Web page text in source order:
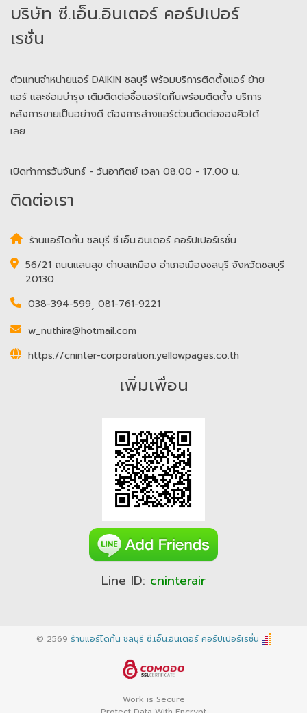
​​​​​​​บริษัท ซี.เอ็น.อินเตอร์ คอร์ปเปอร์
เรชั่น
ตัวแทนจำหน่ายแอร์ DAIKIN ชลบุรี พร้อมบริการติดตั้งแอร์ ย้าย
แอร์ และซ่อมบำรุง เติมติดต่อซื้อแอร์ไดกิ้นพร้อมติดตั้ง บริการ
หลังการขายเป็นอย่างดี ต้องการล้างแอร์ด่วนติดต่อจองคิวได้
เลย
เปิดทำการวันจันทร์ - วันอาทิตย์ เวลา 08.00 - 17.00 น.
ติดต่อเรา
ร้านแอร์ไดกิ้น ชลบุรี ซี.เอ็น.อินเตอร์ คอร์ปเปอร์เรชั่น
56/21 ถนนแสนสุข ตำบลเหมือง อำเภอเมืองชลบุรี จังหวัดชลบุรี
20130
038-394-599, 081-761-9221
w_nuthira@hotmail.com
https://cninter-corporation.yellowpages.co.th
เพิ่มเพื่อน
Line ID: cninterair
© 2569 ร้านแอร์ไดกิ้น ชลบุรี ซี.เอ็น.อินเตอร์ คอร์ปเปอร์เรชั่น
Work is Secure